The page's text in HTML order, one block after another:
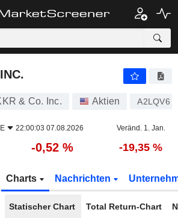
& Co. Inc. Aktien A2LQV6
22:00:03 07.08.2026 Veränd. 1. Jan.
-0,52 % -19,35 %
Charts Nachrichten
Statischer Chart Total Return-Chart